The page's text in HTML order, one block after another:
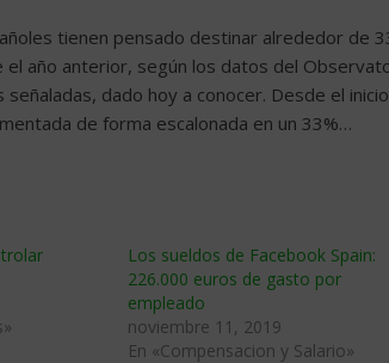
tienen pensado destinar alrededor de
el año anterior, según los datos del
dado hoy a conocer. Desde el
de forma escalonada en un 33%…
Los sueldos de Facebook Spain:
226.000 euros de gasto por
empleado
noviembre 11, 2019
En «Compensacion y Salario»